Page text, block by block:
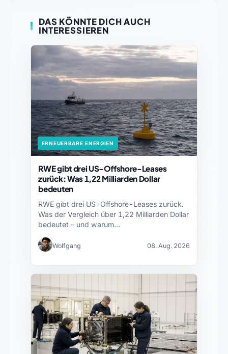
DAS KÖNNTE DICH AUCH
INTERESSIEREN
ERNEUERBARE ENERGIEN
RWE gibt drei US-Offshore-Leases
zurück: Was 1,22 Milliarden Dollar
bedeuten
RWE gibt drei US-Offshore-Leases zurück.
Was der Vergleich über 1,22 Milliarden Dollar
bedeutet – und warum…
Wolfgang 08. Aug. 2026